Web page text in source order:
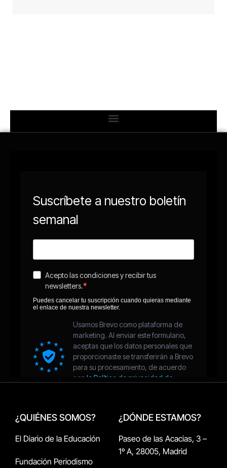
¿QUIÉNES SOMOS?
El Diario de la Educación
Fundación Periodismo
¿DÓNDE ESTAMOS?
Paseo de las Acacias, 3 –
1º A, 28005, Madrid